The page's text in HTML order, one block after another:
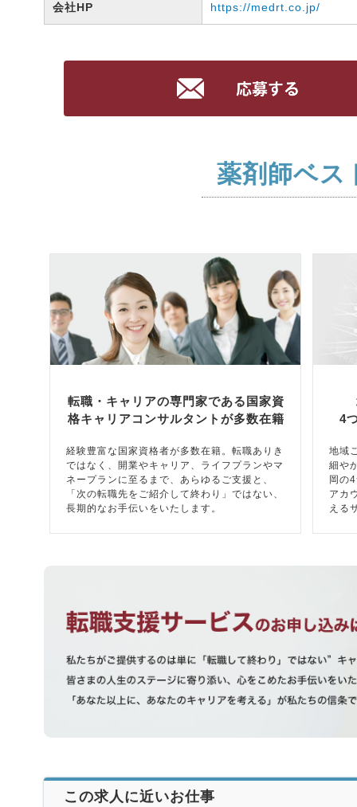
会社HP https://medrt.co.jp/
薬剤師ベス
転職・キャリアの専門家である国家資
格キャリアコンサルタントが多数在籍
経験豊富な国家資格者が多数在籍。転職ありき
ではなく、開業やキャリア、ライフプランやマ
ネープランに至るまで、あらゆるご支援と、
「次の転職先をご紹介して終わり」ではない、
長期的なお手伝いをいたします。
4
地域
細や
岡の
アカ
える
この求人に近いお仕事